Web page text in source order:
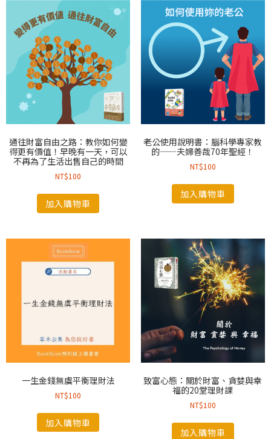
通往財富自由之路：教你如何變
得更有價值！早晚有一天，可以
不再為了生活出售自己的時間
NT$100
加入購物車
老公使用說明書：腦科學專家教
的——夫婦善哉70年聖經！
NT$100
加入購物車
一生金錢無虞平衡理財法
NT$100
加入購物車
致富心態：關於財富、貪婪與幸
福的20堂理財課
NT$100
加入購物車